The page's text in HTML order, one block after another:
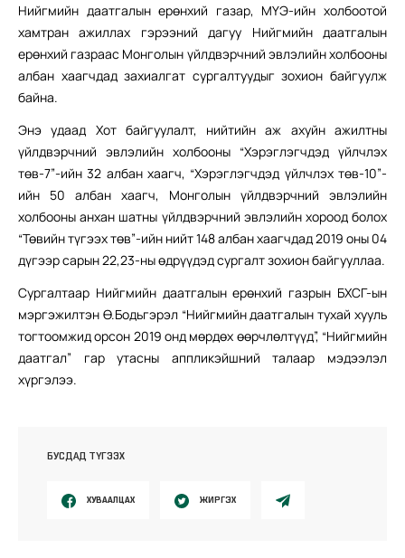
Нийгмийн даатгалын ерөнхий газар, МҮЭ-ийн холбоотой
хамтран ажиллах гэрээний дагуу Нийгмийн даатгалын
ерөнхий газраас Монголын үйлдвэрчний эвлэлийн холбооны
албан хаагчдад захиалгат сургалтуудыг зохион байгуулж
байна.
Энэ удаад Хот байгуулалт, нийтийн аж ахуйн ажилтны
үйлдвэрчний эвлэлийн холбооны “Хэрэглэгчдэд үйлчлэх
төв-7”-ийн 32 албан хаагч, “Хэрэглэгчдэд үйлчлэх төв-10”-
ийн 50 албан хаагч, Монголын үйлдвэрчний эвлэлийн
холбооны анхан шатны үйлдвэрчний эвлэлийн хороод болох
“Төвийн түгээх төв”-ийн нийт 148 албан хаагчдад 2019 оны 04
дүгээр сарын 22,23-ны өдрүүдэд сургалт зохион байгууллаа.
Сургалтаар Нийгмийн даатгалын ерөнхий газрын БХСГ-ын
мэргэжилтэн Ө.Бодьгэрэл “Нийгмийн даатгалын тухай хууль
тогтоомжид орсон 2019 онд мөрдөх өөрчлөлтүүд”, “Нийгмийн
даатгал” гар утасны аппликэйшний талаар мэдээлэл
хүргэлээ.
БУСДАД ТҮГЭЭХ
ХУВААЛЦАХ ЖИРГЭХ